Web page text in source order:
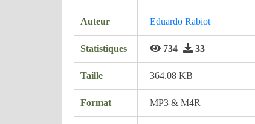
Auteur Eduardo Rabiot
Statistiques 734 33
Taille 364.08 KB
Format MP3 & M4R